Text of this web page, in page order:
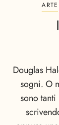
ARTE
Douglas
sogni. O
sono